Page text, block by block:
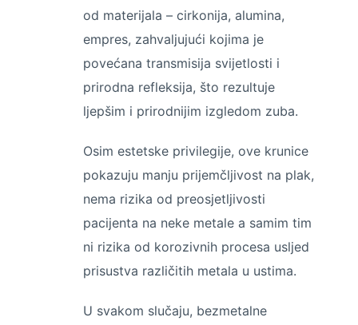
od materijala – cirkonija, alumina,
empres, zahvaljujući kojima je
povećana transmisija svijetlosti i
prirodna refleksija, što rezultuje
ljepšim i prirodnijim izgledom zuba.
Osim estetske privilegije, ove krunice
pokazuju manju prijemčljivost na plak,
nema rizika od preosjetljivosti
pacijenta na neke metale a samim tim
ni rizika od korozivnih procesa usljed
prisustva različitih metala u ustima.
U svakom slučaju, bezmetalne